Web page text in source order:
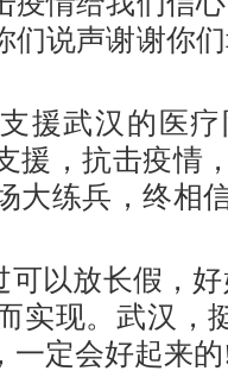
们说声谢谢你
武汉的医疗
援，抗击疫情
大练兵，终相
以放长假，好
实现。武汉，
一定会好起来